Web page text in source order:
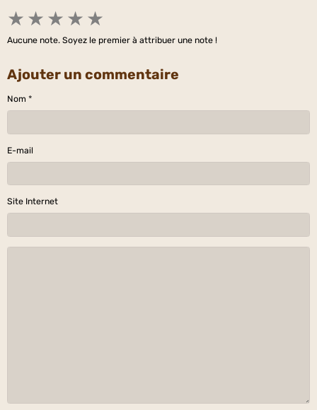
★ ★ ★ ★ ★
Aucune note. Soyez le premier à attribuer une note !
Ajouter un commentaire
Nom
E-mail
Site Internet